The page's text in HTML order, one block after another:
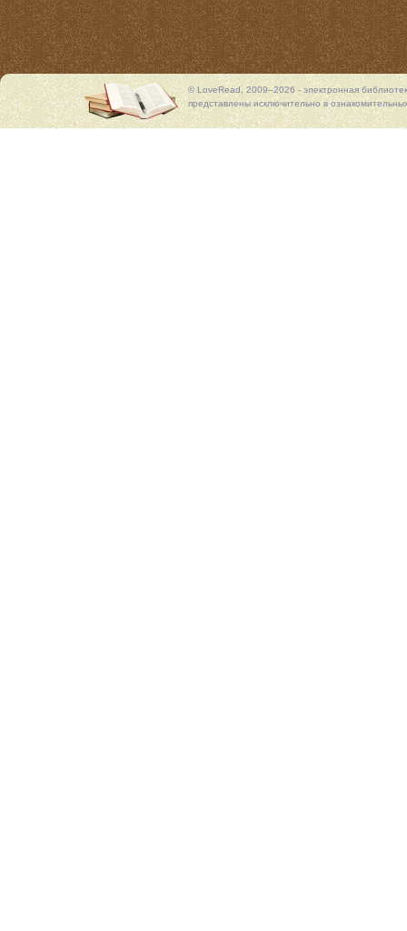
© LoveRead, 2009–2026 - электронная
представлены исключительно в